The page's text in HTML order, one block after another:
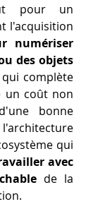
pour un
l'acquisition
numériser
des objets
complète
un coût non
bonne
qui
avec
de la